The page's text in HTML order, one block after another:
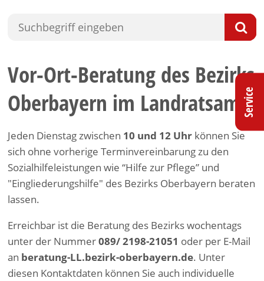
Service
Vor-Ort-Beratung des Bezirks
Oberbayern im Landratsamt!
Jeden Dienstag zwischen 10 und 12 Uhr können Sie
sich ohne vorherige Terminvereinbarung zu den
Sozialhilfeleistungen wie “Hilfe zur Pflege” und
"Eingliederungshilfe" des Bezirks Oberbayern beraten
lassen.
Erreichbar ist die Beratung des Bezirks wochentags
unter der Nummer089/ 2198-21051 oder per E-Mail
an beratung-LL.bezirk-oberbayern.de. Unter
diesen Kontaktdaten können Sie auch individuelle